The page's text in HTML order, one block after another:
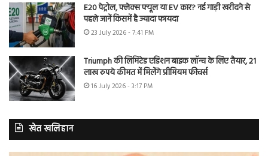
E20 पेट्रोल, फ्लेक्स फ्यूल या EV कार? नई गाड़ी खरीदने से
पहले जानें किसमें है ज्यादा फायदा
23 July 2026 - 7:41 PM
Triumph की लिमिटेड एडिशन बाइक लॉन्च के लिए तैयार, 21
लाख रुपये कीमत में मिलेंगे प्रीमियम फीचर्स
16 July 2026 - 3:17 PM
खेत खलिहान